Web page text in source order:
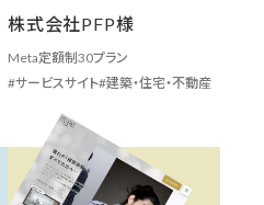
株式会社PFP様
Meta定額制30プラン
サービスサイト 建築・住宅・不動産